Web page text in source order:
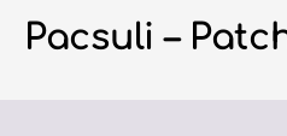
Pacsuli –